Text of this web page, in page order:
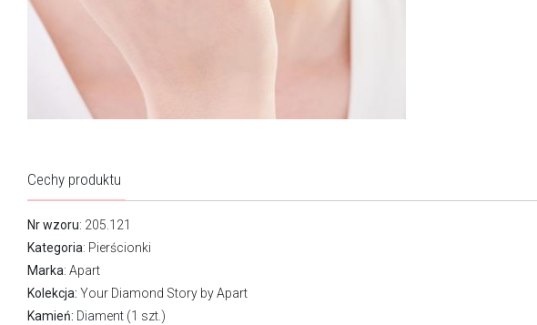
Cechy produktu
Nr wzoru: 205.121
Kategoria: Pierścionki
Marka: Apart
Kolekcja: Your Diamond Story by Apart
Kamień: Diament (1 szt.)